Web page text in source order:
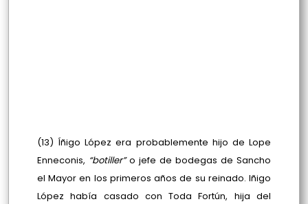
(13) Íñigo López era probablemente hijo de Lope
Enneconis, “botiller”o jefe de bodegas de Sancho
el Mayor en los primeros años de su reinado. Iñigo
López había casado con Toda Fortún, hija del